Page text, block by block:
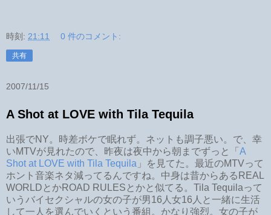
時刻: 21:11 0 件のコメント:
共有
2007/11/15
A Shot at LOVE with Tila Tequila
出張でNY。時差ボケで眠れず。ネットも調子悪い。で、幸
いMTVが見れたので、昨夜は夜中から朝までずっと「 A
Shot at LOVE with Tila Tequila 」を見てた。最近のMTVって
ホント音楽ネタ減ってるんですね。中身は昔からあるREAL
WORLDとかROAD RULESとかと似てる。Tila Tequilaって
いうバイセクシャルの女の子が男16人女16人と一緒に生活
して一人を選んでいくという番組。かなり強烈。女の子が